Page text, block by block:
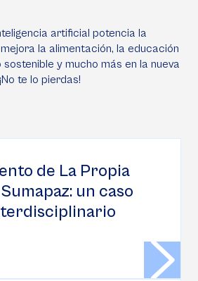
artificial potencia la
la alimentación, la educación
y mucho más en la nueva
te lo pierdas!
de La Propia
un caso